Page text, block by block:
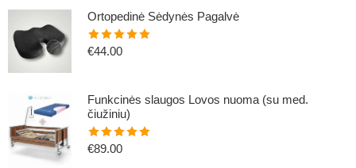
Ortopedinė Sėdynės Pagalvė
Įvertinimas:
€44.00
Funkcinės slaugos Lovos nuoma (su med.
čiužiniu)
Įvertinimas:
€89.00